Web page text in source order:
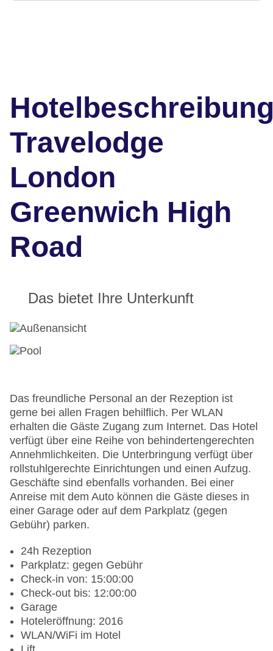
Travelodge
London
Greenwich High
Road
Das bietet Ihre Unterkunft
Das freundliche Personal an der Rezeption ist
gerne bei allen Fragen behilflich. Per WLAN
erhalten die Gäste Zugang zum Internet. Das Hotel
verfügt über eine Reihe von behindertengerechten
Annehmlichkeiten. Die Unterbringung verfügt über
rollstuhlgerechte Einrichtungen und einen Aufzug.
Geschäfte sind ebenfalls vorhanden. Bei einer
Anreise mit dem Auto können die Gäste dieses in
einer Garage oder auf dem Parkplatz (gegen
Gebühr) parken.
24h Rezeption
Parkplatz: gegen Gebühr
Check-in von: 15:00:00
Check-out bis: 12:00:00
Garage
Hoteleröffnung: 2016
WLAN/WiFi im Hotel